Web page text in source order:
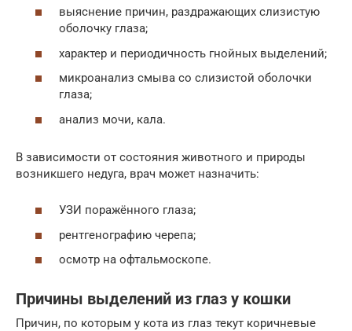
выяснение причин, раздражающих слизистую
оболочку глаза;
характер и периодичность гнойных выделений;
микроанализ смыва со слизистой оболочки
глаза;
анализ мочи, кала.
В зависимости от состояния животного и природы
возникшего недуга, врач может назначить:
УЗИ поражённого глаза;
рентгенографию черепа;
осмотр на офтальмоскопе.
Причины выделений из глаз у кошки
Причин, по которым у кота из глаз текут коричневые